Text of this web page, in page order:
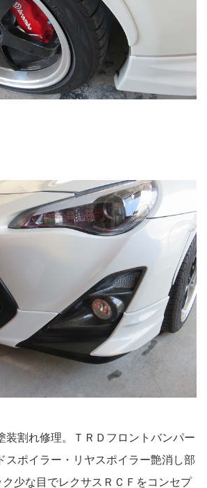
装割れ修理。ＴＲＤフロントバンパー
スポイラー・リヤスポイラー艶消し部
少な目でレクサスＲＣＦをコンセプ